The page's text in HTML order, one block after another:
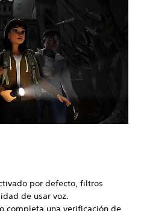
por defecto, filtros
de usar voz.
completa una verificación de